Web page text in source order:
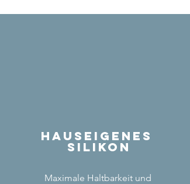
Hauseigenes
Silikon
Maximale Haltbarkeit und